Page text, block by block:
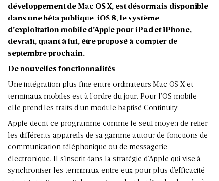
développement de Mac OS X, est désormais disponible
dans une bêta publique. iOS 8, le système
d’exploitation mobile d’Apple pour iPad et iPhone,
devrait, quant à lui, être proposé à compter de
septembre prochain.
De nouvelles fonctionnalités
Une intégration plus fine entre ordinateurs Mac OS X et
terminaux mobiles est à l’ordre du jour. Pour l’OS mobile,
elle prend les traits d’un module baptisé Continuity.
Apple décrit ce programme comme le seul moyen de relier
les différents appareils de sa gamme autour de fonctions de
communication téléphonique ou de messagerie
électronique. Il s’inscrit dans la stratégie d’Apple qui vise à
synchroniser les terminaux entre eux pour plus d’efficacité